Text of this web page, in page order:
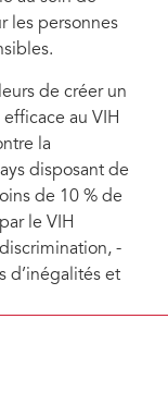
les personnes
de créer un
au VIH
la
disposant de
de 10 % de
le VIH
-
d’inégalités et